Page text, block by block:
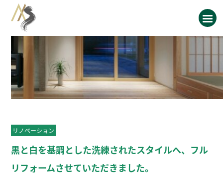
リノベーション
黒と白を基調とした洗練されたスタイルへ、フル
リフォームさせていただきました。